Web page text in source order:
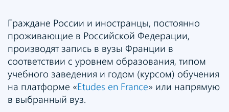
Граждане России и иностранцы, постоянно
проживающие в Российской Федерации,
производят запись в вузы Франции в
соответствии с уровнем образования, типом
учебного заведения и годом (курсом) обучения
на платформе «Etudes en France» или напрямую
в выбранный вуз.